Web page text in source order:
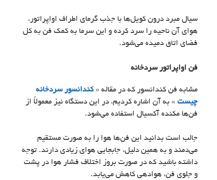
سیال مبرد درون کویل‌ها با جذب گرمای اطراف اواپراتور،
هوای آن ناحیه را سرد کرده و این سرما به کمک فن به کل
فضای اتاق دمیده می‌شود.
فن اواپراتور سردخانه
مشابه فن کندانسور که در مقاله «کندانسور سردخانه
چیست » به آن اشاره کردیم، در این دستگاه نیز معمولاً از
فن‌ها مکنده آکسیال استفاده می‌شود.
جالب است بدانید این فن‌ها هوا را به ‌صورت مستقیم
می‌دمند و به همین دلیل، جابجایی هوای زیادی دارند. توجه
داشته باشید که در صورت بروز اختلاف فشار هوا در پشت
و جلوی فن، هوادهی کاهش می‌یابد.